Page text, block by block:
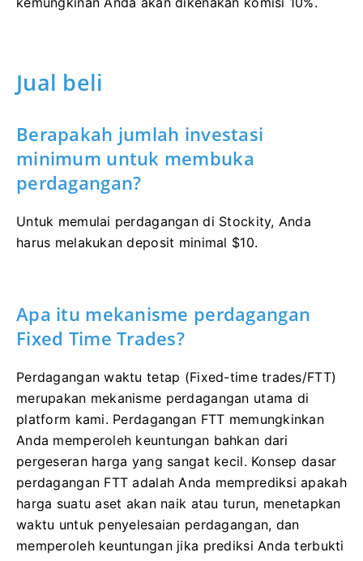
Jual beli
Berapakah jumlah investasi
minimum untuk membuka
perdagangan?
Untuk memulai perdagangan di Stockity, Anda
harus melakukan deposit minimal $10.
Apa itu mekanisme perdagangan
Fixed Time Trades?
Perdagangan waktu tetap (Fixed-time trades/FTT)
merupakan mekanisme perdagangan utama di
platform kami. Perdagangan FTT memungkinkan
Anda memperoleh keuntungan bahkan dari
pergeseran harga yang sangat kecil. Konsep dasar
perdagangan FTT adalah Anda memprediksi apakah
harga suatu aset akan naik atau turun, menetapkan
waktu untuk penyelesaian perdagangan, dan
memperoleh keuntungan jika prediksi Anda terbukti